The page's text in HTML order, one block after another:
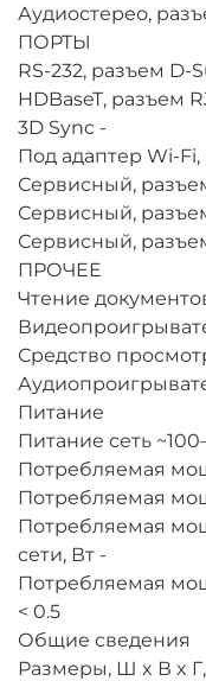
Аудиостерео,
ПОРТЫ
RS-232, разъем D-
HDBaseT, разъем
3D Sync -
Под адаптер Wi-
Сервисный,
Сервисный,
Сервисный,
ПРОЧЕЕ
Чтение
Средство
Питание
Питание сеть
Потребляемая
Потребляемая
Потребляемая
сети, Вт -
Потребляемая
< 0.5
Общие сведения
Размеры, Ш x В x